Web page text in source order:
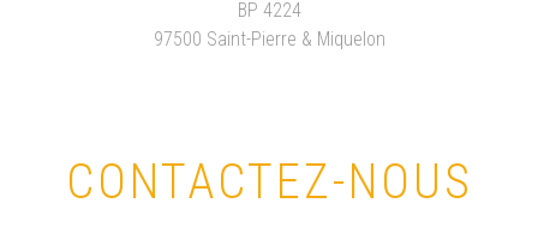
BP 4224
97500 Saint-Pierre & Miquelon
CONTACTEZ-NOUS